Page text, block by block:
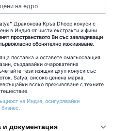
на едро
Драконова Кръв Dhoop конуси с
в Индия от чисти екстракти и фини
пространството Ви със завладяващи
обонятелно изживяване.
поставка и оставете омагьосващия
създавайки очарователна
тези изящни дхуп конуси със
Satya, високо ценена марка,
всяко преживяване с техните
на Индия, осигурявайки
и документация